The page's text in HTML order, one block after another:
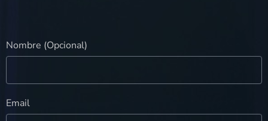
Nombre (Opcional)
Email